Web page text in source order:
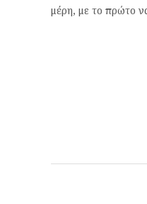
μέρη, με το πρώτο